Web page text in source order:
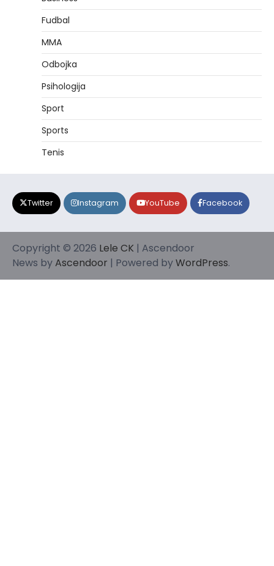
Fudbal
MMA
Odbojka
Psihologija
Sport
Sports
Tenis
Twitter Instagram YouTube Facebook
Copyright © 2026 Lele CK | Ascendoor
News byAscendoor | Powered byWordPress.